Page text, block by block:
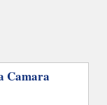
Camara